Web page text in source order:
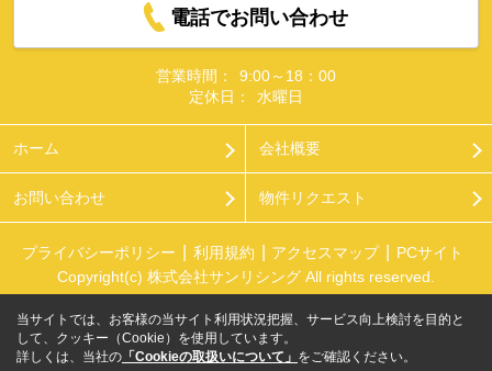
電話でお問い合わせ
営業時間：
9:00～18：00
定休日：
水曜日
ホーム 会社概要
お問い合わせ 物件リクエスト
プライバシーポリシー 利用規約 アクセスマップ
PCサイト
Copyright(c) 株式会社サンリシング All rights reserved.
当サイトでは、お客様の当サイト利用状況把握、サービス向上検討を目的と
して、クッキー（Cookie）を使用しています。
詳しくは、当社の 「Cookieの取扱いについて」 をご確認ください。